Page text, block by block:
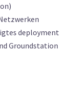
deployment
Groundstation